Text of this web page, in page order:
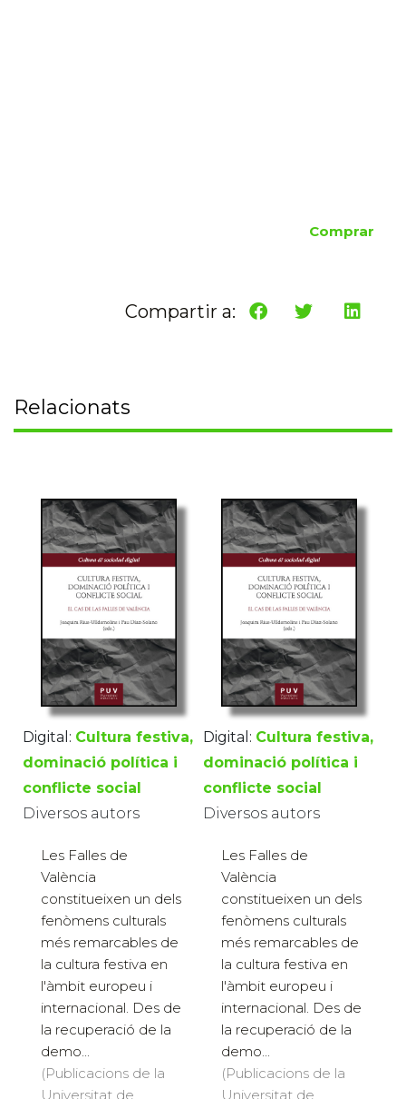
Comprar
Compartir a:
Relacionats
Digital: Cultura festiva,
dominació política i
conflicte social
Diversos autors
Les Falles de
València
constitueixen un dels
fenòmens culturals
més remarcables de
la cultura festiva en
l'àmbit europeu i
internacional. Des de
la recuperació de la
demo...
(Publicacions de la
Universitat de
Digital: Cultura festiva,
dominació política i
conflicte social
Diversos autors
Les Falles de
València
constitueixen un dels
fenòmens culturals
més remarcables de
la cultura festiva en
l'àmbit europeu i
internacional. Des de
la recuperació de la
demo...
(Publicacions de la
Universitat de